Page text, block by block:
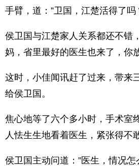
手臂，道：”卫国，江楚活得了吗
侯卫国与江楚家人关系都还不错
妈，省里最好的医生也来了，你
这时，小佳闻讯赶了过来，带来
给侯卫国。
焦心地等了六个多小时，手术室
人怯生生地看着医生，紧张得不
侯卫国主动问道：”医生，情况怎